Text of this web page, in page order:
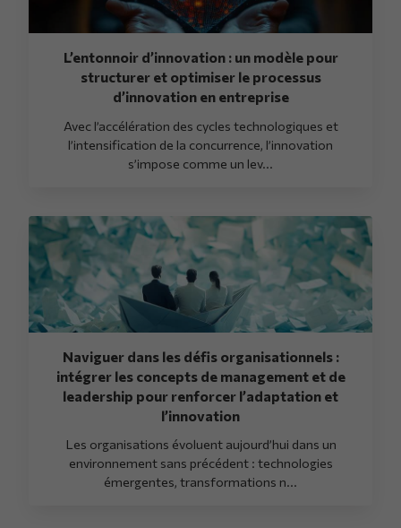
L’entonnoir d’innovation : un modèle pour
structurer et optimiser le processus
d’innovation en entreprise
Avec l’accélération des cycles technologiques et
l’intensification de la concurrence, l’innovation
s’impose comme un lev...
Naviguer dans les défis organisationnels :
intégrer les concepts de management et de
leadership pour renforcer l’adaptation et
l’innovation
Les organisations évoluent aujourd’hui dans un
environnement sans précédent : technologies
émergentes, transformations n...